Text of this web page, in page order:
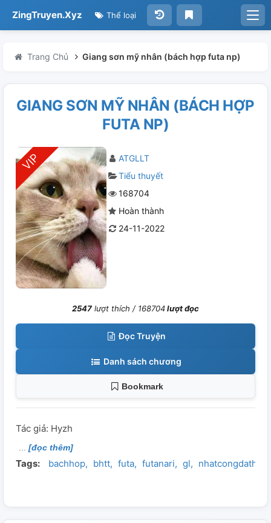
ZingTruyen.Xyz Thể loại
Trang Chủ Giang sơn mỹ nhân (bách hợp futa np)
GIANG SƠN MỸ NHÂN (BÁCH HỢP
FUTA NP)
ATGLLT
Tiểu thuyết
168704
Hoàn thành
24-11-2022
2547 lượt thích / 168704lượt đọc
Đọc Truyện
Danh sách chương
Bookmark
Tác giả: Hyzh
[đọc thêm]
Tags: bachhop bhtt futa futanari gl nhatcongdathu